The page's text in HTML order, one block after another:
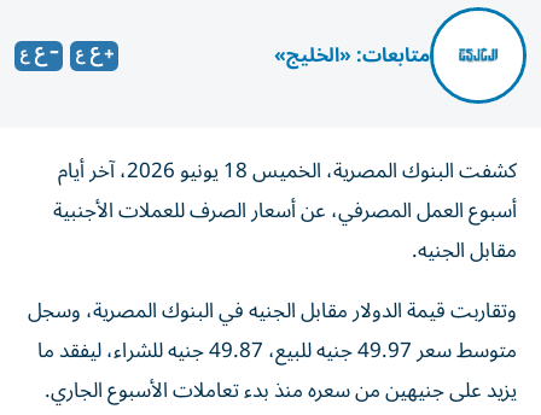
متابعات: «الخليج»
كشفت البنوك المصرية، الخميس 18 يونيو 2026، آخر أيام
أسبوع العمل المصرفي، عن أسعار الصرف للعملات الأجنبية
مقابل الجنيه.
وتقاربت قيمة الدولار مقابل الجنيه في البنوك المصرية، وسجل
متوسط سعر 49.97 جنيه للبيع، 49.87 جنيه للشراء، ليفقد ما
يزيد على جنيهين من سعره منذ بدء تعاملات الأسبوع الجاري.